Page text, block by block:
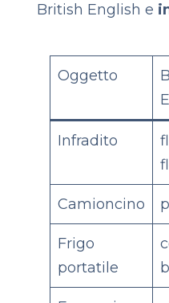
British English e
Oggetto
Infradito
Camioncino
Frigo
portatile